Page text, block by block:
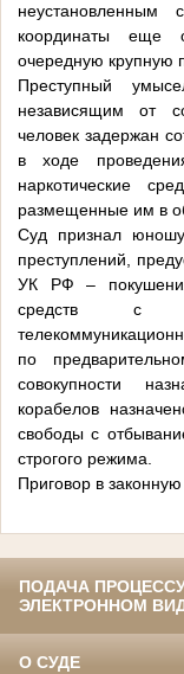
неустановленным
координаты еще
очередную крупную
Преступный
независящим от
человек задержан
в ходе
наркотические
размещенные им в
Суд признал
преступлений,
УК РФ –
средств с
по
совокупности
корабелов
свободы с
строгого режима.
Приговор в законную
ПОДАЧА
ЭЛЕКТРОННОМ
О СУДЕ